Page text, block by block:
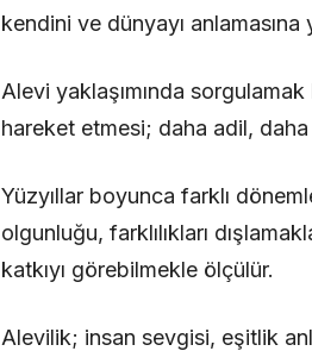
kendini ve dünyayı
Alevi yaklaşımında
hareket etmesi; daha adil,
Yüzyıllar boyunca farklı
olgunluğu, farklılıkları
katkıyı görebilmekle ölçülür.
Alevilik; insan sevgisi, eşitlik